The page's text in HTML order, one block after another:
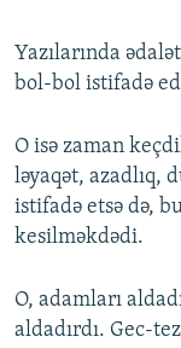
Yazılarında
bol-bol istifadə
O isə zaman
ləyaqət, azadlıq,
istifadə etsə də,
kesilməkdədi.
O, adamları
aldadırdı. Gec-